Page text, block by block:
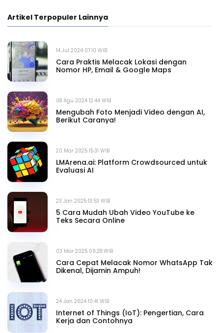
Artikel Terpopuler Lainnya
14 Jul 2024 07.10 WIB
Cara Praktis Melacak Lokasi dengan
Nomor HP, Email & Google Maps
08 Agu 2024 12.44 WIB
Mengubah Foto Menjadi Video dengan AI,
Berikut Caranya!
20 Mar 2025 15.31 WIB
LMArena.ai: Platform Crowdsourced untuk
Evaluasi AI
23 Jan 2025 13.53 WIB
5 Cara Mudah Ubah Video YouTube ke
Teks Secara Online
03 Mar 2025 09.28 WIB
Cara Cepat Melacak Nomor WhatsApp Tak
Dikenal, Dijamin Ampuh!
24 Jan 2024 10.41 WIB
Internet of Things (IoT): Pengertian, Cara
Kerja dan Contohnya